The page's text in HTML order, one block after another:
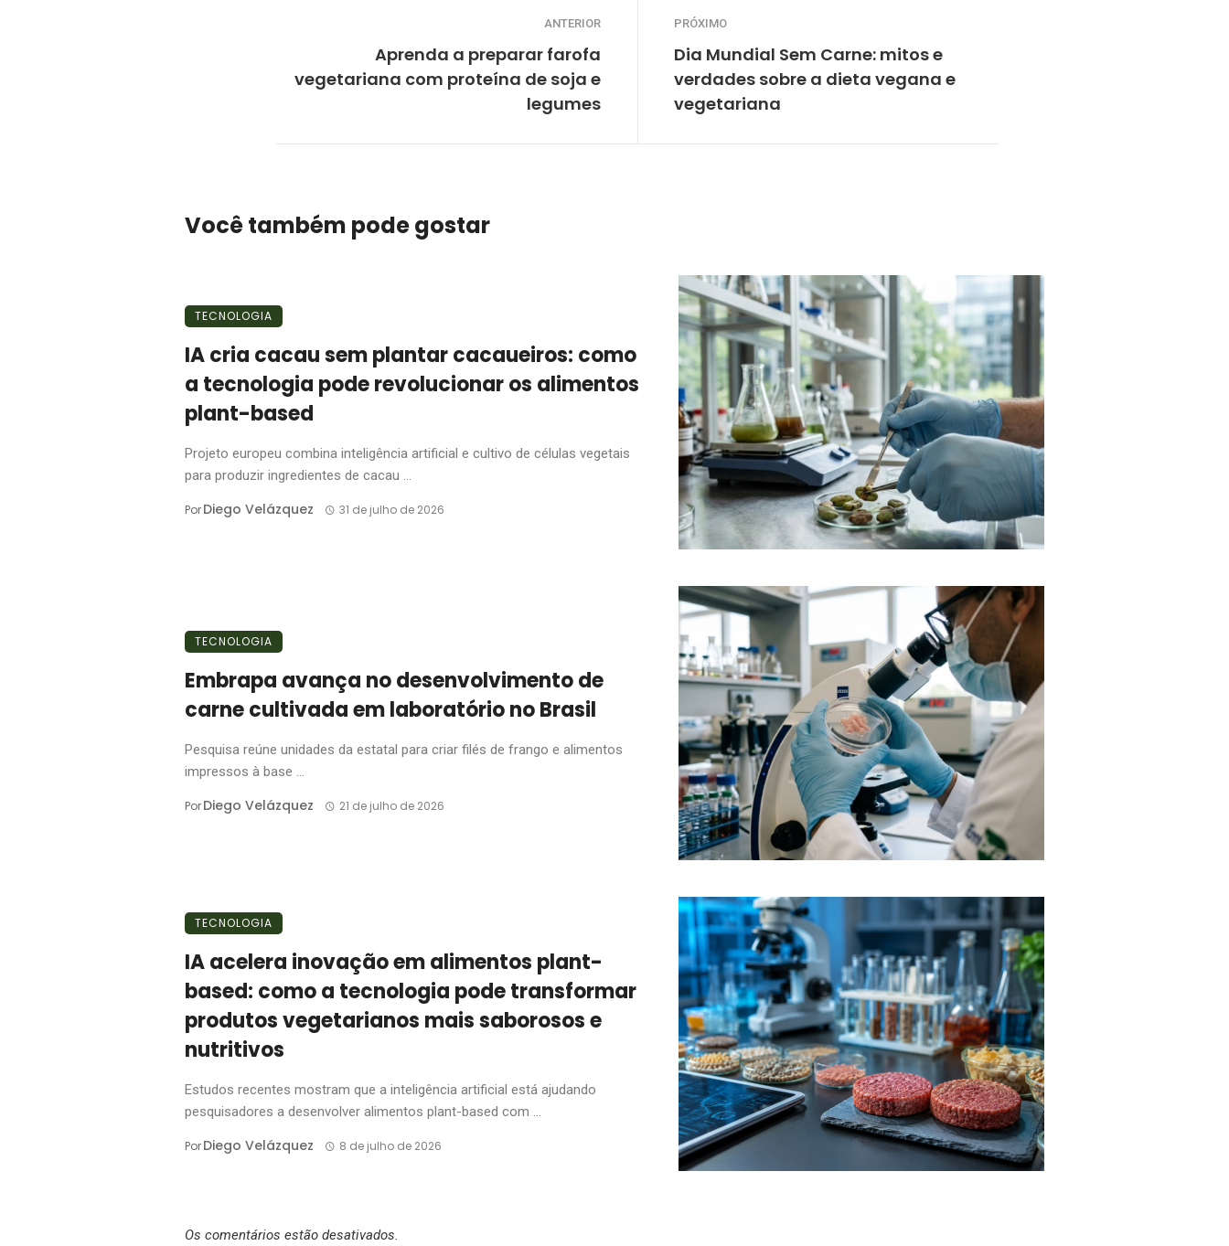
ANTERIOR
Aprenda a preparar farofa
vegetariana com proteína de soja e
legumes
PRÓXIMO
Dia Mundial Sem Carne: mitos e
verdades sobre a dieta vegana e
vegetariana
Você também pode gostar
TECNOLOGIA
IA cria cacau sem plantar cacaueiros: como
a tecnologia pode revolucionar os alimentos
plant-based
Projeto europeu combina inteligência artificial e cultivo de células vegetais
para produzir ingredientes de cacau ...
PorDiego Velázquez 31 de julho de 2026
TECNOLOGIA
Embrapa avança no desenvolvimento de
carne cultivada em laboratório no Brasil
Pesquisa reúne unidades da estatal para criar filés de frango e alimentos
impressos à base ...
PorDiego Velázquez 21 de julho de 2026
TECNOLOGIA
IA acelera inovação em alimentos plant-
based: como a tecnologia pode transformar
produtos vegetarianos mais saborosos e
nutritivos
Estudos recentes mostram que a inteligência artificial está ajudando
pesquisadores a desenvolver alimentos plant-based com ...
PorDiego Velázquez 8 de julho de 2026
Os comentários estão desativados.